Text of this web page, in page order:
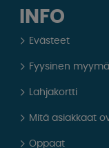
INFO
Evästeet
Fyysinen
Lahjakortti
Mitä asiakkaat
Oppaat